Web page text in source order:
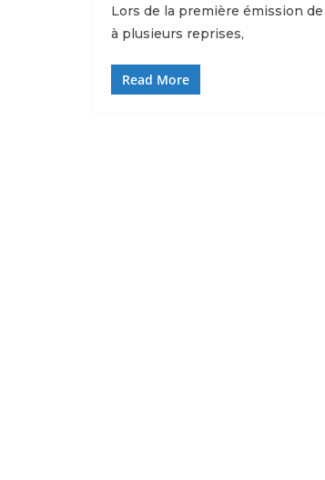
Lors de la première émission de
à plusieurs reprises,
Read More